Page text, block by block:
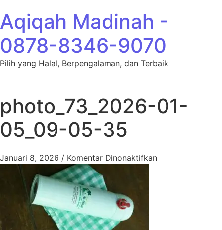
Aqiqah Madinah -
0878-8346-9070
Pilih yang Halal, Berpengalaman, dan Terbaik
photo_73_2026-01-
05_09-05-35
Januari 8, 2026 / Komentar Dinonaktifkanpada